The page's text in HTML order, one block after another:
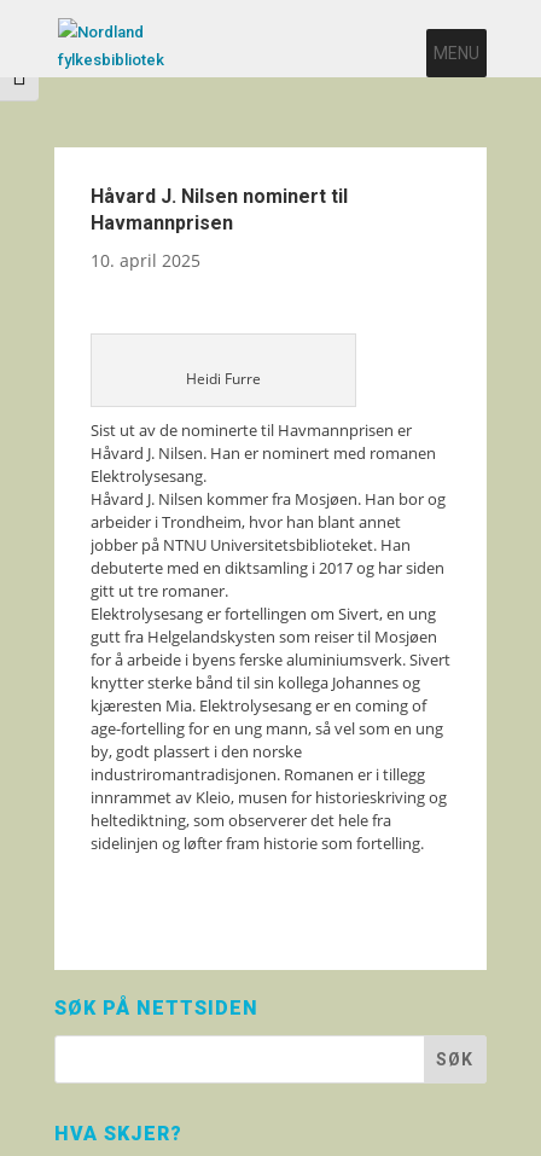
Veksle høykontrast
Veksle skriftstørrelse
MENU
Håvard J. Nilsen nominert til
Havmannprisen
10. april 2025
Heidi Furre
Sist ut av de nominerte til Havmannprisen er
Håvard J. Nilsen. Han er nominert med romanen
Elektrolysesang.
Håvard J. Nilsen kommer fra Mosjøen. Han bor og
arbeider i Trondheim, hvor han blant annet
jobber på NTNU Universitetsbiblioteket. Han
debuterte med en diktsamling i 2017 og har siden
gitt ut tre romaner.
Elektrolysesang er fortellingen om Sivert, en ung
gutt fra Helgelandskysten som reiser til Mosjøen
for å arbeide i byens ferske aluminiumsverk. Sivert
knytter sterke bånd til sin kollega Johannes og
kjæresten Mia. Elektrolysesang er en coming of
age-fortelling for en ung mann, så vel som en ung
by, godt plassert i den norske
industriromantradisjonen. Romanen er i tillegg
innrammet av Kleio, musen for historieskriving og
heltediktning, som observerer det hele fra
sidelinjen og løfter fram historie som fortelling.
SØK PÅ NETTSIDEN
HVA SKJER?